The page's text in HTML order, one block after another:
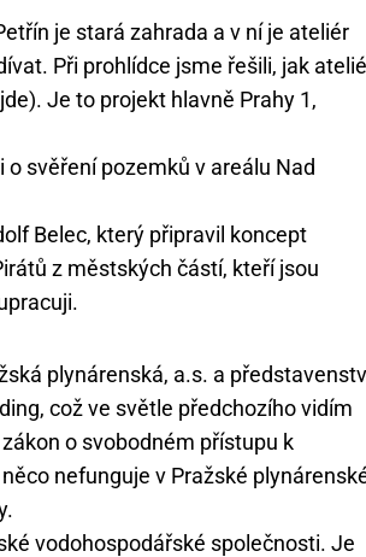
je stará zahrada a v ní je ateliér
Při prohlídce jsme řešili, jak
Je to projekt hlavně Prahy 1,
svěření pozemků v areálu Nad
Belec, který připravil koncept
z městských částí, kteří jsou
plynárenská, a.s. a
což ve světle předchozího vidím
o svobodném přístupu k
nefunguje v Pražské
vodohospodářské společnosti. Je